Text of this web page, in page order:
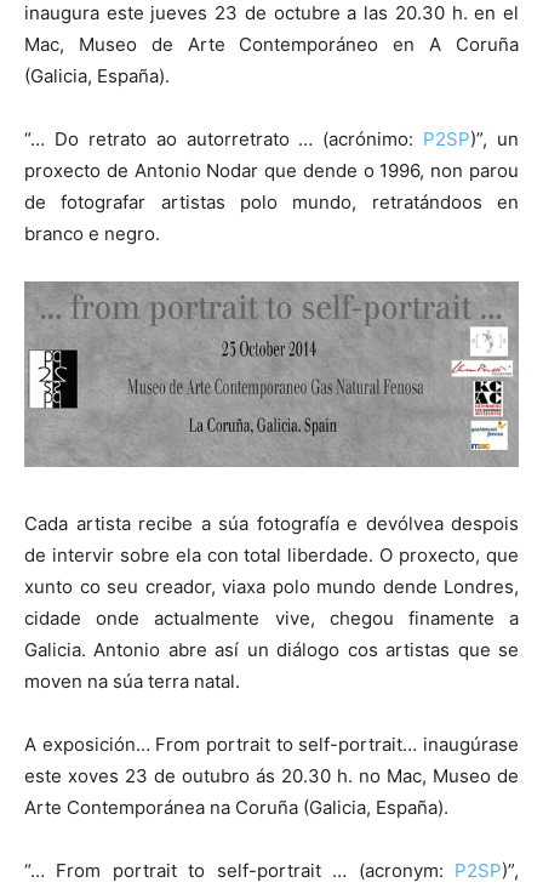
inaugura este jueves 23 de octubre a las 20.30 h. en el
Mac, Museo de Arte Contemporáneo en A Coruña
(Galicia, España).
“… Do retrato ao autorretrato … (acrónimo: P2SP)”, un
proxecto de Antonio Nodar que dende o 1996, non parou
de fotografar artistas polo mundo, retratándoos en
branco e negro.
Cada artista recibe a súa fotografía e devólvea despois
de intervir sobre ela con total liberdade. O proxecto, que
xunto co seu creador, viaxa polo mundo dende Londres,
cidade onde actualmente vive, chegou finamente a
Galicia. Antonio abre así un diálogo cos artistas que se
moven na súa terra natal.
A exposición… From portrait to self-portrait… inaugúrase
este xoves 23 de outubro ás 20.30 h. no Mac, Museo de
Arte Contemporánea na Coruña (Galicia, España).
“… From portrait to self-portrait … (acronym: P2SP)”,